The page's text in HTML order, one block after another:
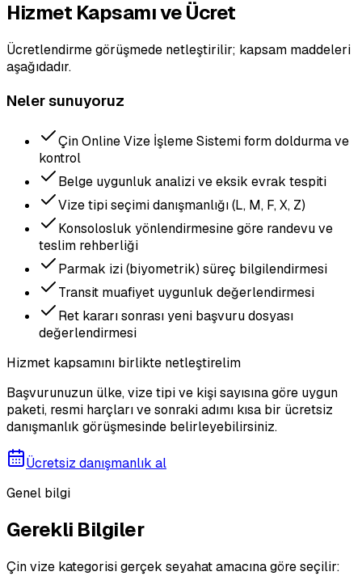
Hizmet Kapsamı ve Ücret
Ücretlendirme görüşmede netleştirilir; kapsam maddeleri
aşağıdadır.
Neler sunuyoruz
Çin Online Vize İşleme Sistemi form doldurma ve
kontrol
Belge uygunluk analizi ve eksik evrak tespiti
Vize tipi seçimi danışmanlığı (L, M, F, X, Z)
Konsolosluk yönlendirmesine göre randevu ve
teslim rehberliği
Parmak izi (biyometrik) süreç bilgilendirmesi
Transit muafiyet uygunluk değerlendirmesi
Ret kararı sonrası yeni başvuru dosyası
değerlendirmesi
Hizmet kapsamını birlikte netleştirelim
Başvurunuzun ülke, vize tipi ve kişi sayısına göre uygun
paketi, resmi harçları ve sonraki adımı kısa bir ücretsiz
danışmanlık görüşmesinde belirleyebilirsiniz.
Ücretsiz danışmanlık al
Genel bilgi
Gerekli Bilgiler
Çin vize kategorisi gerçek seyahat amacına göre seçilir: